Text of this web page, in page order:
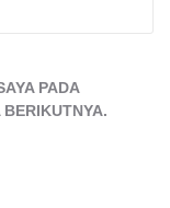
PADA